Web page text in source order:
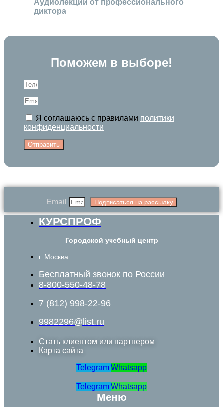
Аудиолекции от профессионального
диктора
Поможем в выборе!
Я соглашаюсь с правилами политики
конфиденциальности
Отправить
Email Подписаться на рассылку
КУРСПРОФ
Городской учебный центр
г. Москва
Бесплатный звонок по России
8-800-550-48-78
7 (812) 998-22-96
9982296@list.ru
Стать клиентом или партнером
Карта сайта
Telegram Whatsapp
Telegram Whatsapp
Меню